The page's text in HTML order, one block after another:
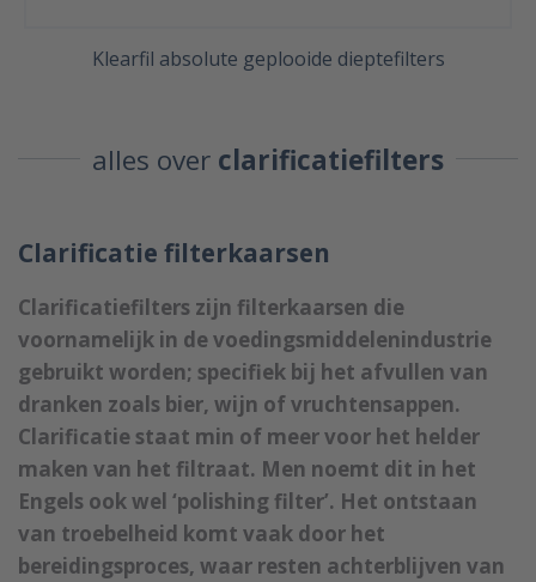
Klearfil absolute geplooide dieptefilters
alles over clarificatiefilters
Clarificatie filterkaarsen
Clarificatiefilters zijn filterkaarsen die
voornamelijk in de voedingsmiddelenindustrie
gebruikt worden; specifiek bij het afvullen van
dranken zoals bier, wijn of vruchtensappen.
Clarificatie staat min of meer voor het helder
maken van het filtraat. Men noemt dit in het
Engels ook wel ‘polishing filter’. Het ontstaan
van troebelheid komt vaak door het
bereidingsproces, waar resten achterblijven van